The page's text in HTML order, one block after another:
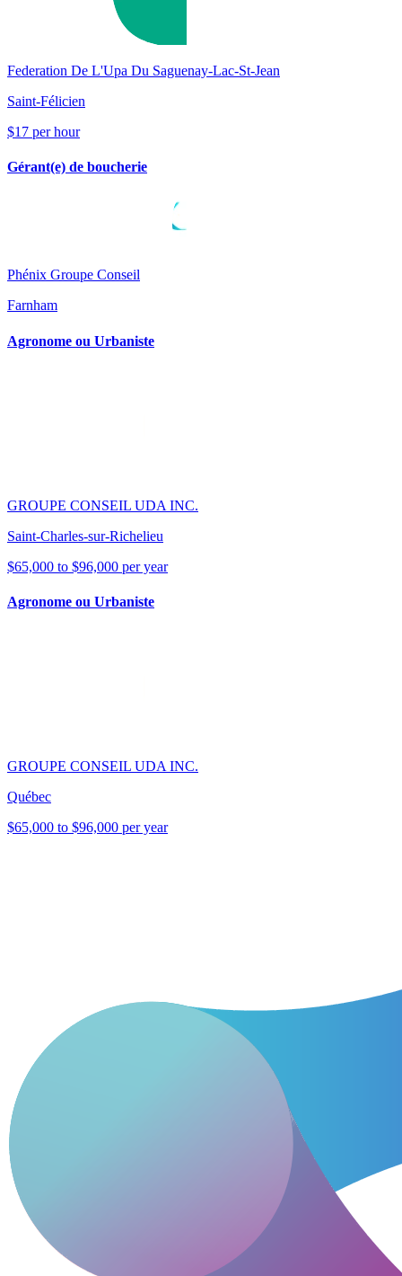
Federation De L'Upa Du Saguenay-Lac-St-Jean
Saint-Félicien
$17 per hour
Gérant(e) de boucherie
Phénix Groupe Conseil
Farnham
Agronome ou Urbaniste
GROUPE CONSEIL UDA INC.
Saint-Charles-sur-Richelieu
$65,000 to $96,000 per year
Agronome ou Urbaniste
GROUPE CONSEIL UDA INC.
Québec
$65,000 to $96,000 per year